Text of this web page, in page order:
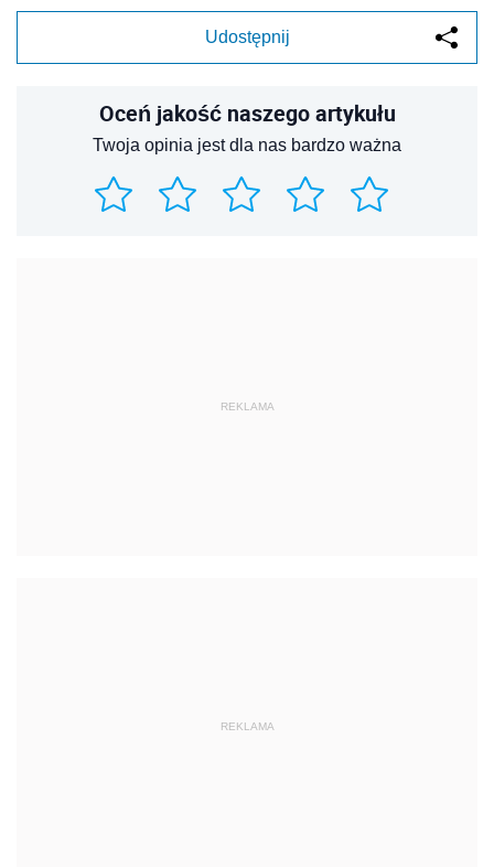
Udostępnij
Oceń jakość naszego artykułu
Twoja opinia jest dla nas bardzo ważna
REKLAMA
REKLAMA